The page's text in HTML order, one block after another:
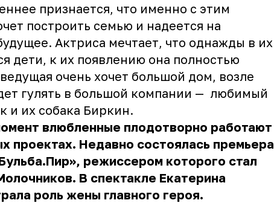
признается, что именно с этим
построить семью и надеется на
Актриса мечтает, что однажды в их
дети, к их появлению она полностью
очень хочет большой дом, возле
гулять в большой компании — любимый
и их собака Биркин.
влюбленные плодотворно работают
проектах. Недавно состоялась премьера
режиссером которого стал
В спектакле Екатерина
роль жены главного героя.